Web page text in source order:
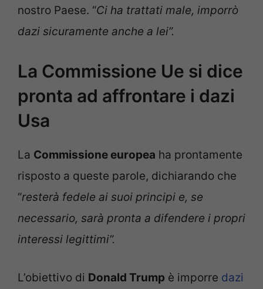
nostro Paese. “Ci ha trattati male, imporrò
dazi sicuramente anche a lei”.
La Commissione Ue si dice
pronta ad affrontare i dazi
Usa
La Commissione europea ha prontamente
risposto a queste parole, dichiarando che
“resterà fedele ai suoi principi e, se
necessario, sarà pronta a difendere i propri
interessi legittimi”.
L’obiettivo di Donald Trump è imporre dazi